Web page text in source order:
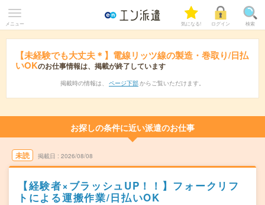
メニュー 気になる! ログイン 検索
【未経験でも大丈夫＊】電線リッツ線の製造・巻取り/日払
いOKのお仕事情報は、掲載が終了しています
掲載時の情報は、 ページ下部 からご覧いただけます。
お探しの条件に近い派遣のお仕事
未読 掲載日 2026/08/08
【経験者×ブラッシュUP！！】フォークリフ
トによる運搬作業/日払いOK